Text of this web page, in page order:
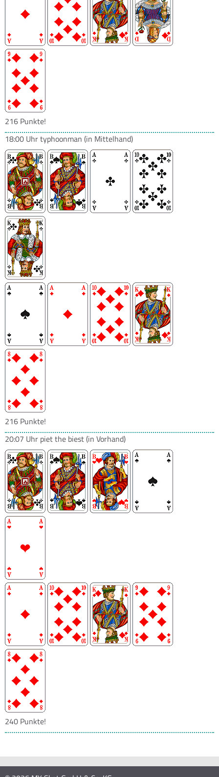
216 Punkte!
18:00 Uhrtyphoonman (in Mittelhand)
216 Punkte!
20:07 Uhr piet the biest(in Vorhand)
240 Punkte!